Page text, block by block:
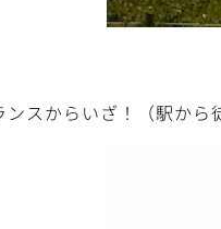
スからいざ！（駅から